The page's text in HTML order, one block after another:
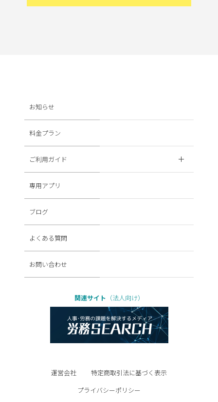
お知らせ
料金プラン
ご利用ガイド
専用アプリ
ブログ
よくある質問
お問い合わせ
関連サイト （法人向け）
運営会社
特定商取引法に基づく表示
プライバシーポリシー